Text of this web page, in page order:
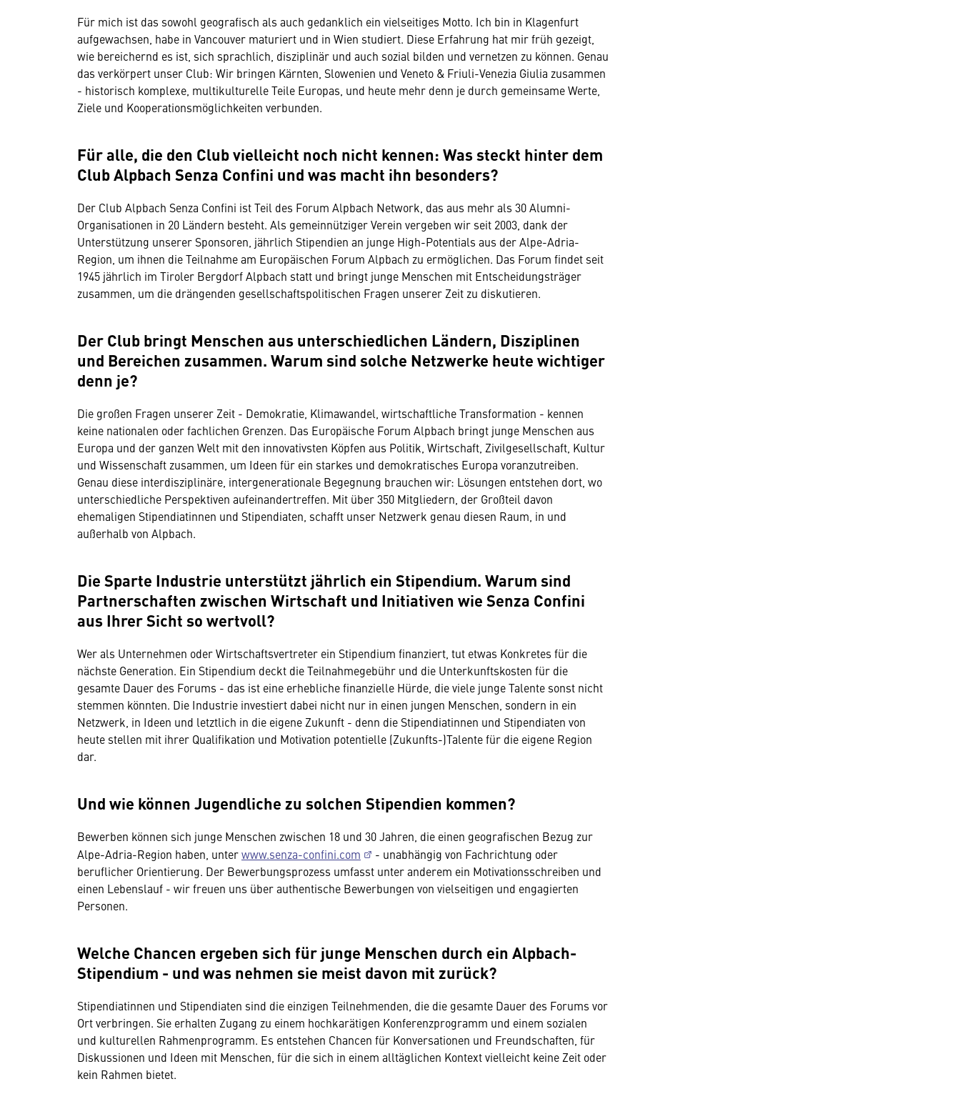
Für mich ist das sowohl geografisch als auch gedanklich ein vielseitiges Motto. Ich bin in Klagenfurt
aufgewachsen, habe in Vancouver maturiert und in Wien studiert. Diese Erfahrung hat mir früh gezeigt,
wie bereichernd es ist, sich sprachlich, disziplinär und auch sozial bilden und vernetzen zu können. Genau
das verkörpert unser Club: Wir bringen Kärnten, Slowenien und Veneto & Friuli-Venezia Giulia zusammen
- historisch komplexe, multikulturelle Teile Europas, und heute mehr denn je durch gemeinsame Werte,
Ziele und Kooperationsmöglichkeiten verbunden.
Für alle, die den Club vielleicht noch nicht kennen: Was steckt hinter dem
Club Alpbach Senza Confini und was macht ihn besonders?
Der Club Alpbach Senza Confini ist Teil des Forum Alpbach Network, das aus mehr als 30 Alumni-
Organisationen in 20 Ländern besteht. Als gemeinnütziger Verein vergeben wir seit 2003, dank der
Unterstützung unserer Sponsoren, jährlich Stipendien an junge High-Potentials aus der Alpe-Adria-
Region, um ihnen die Teilnahme am Europäischen Forum Alpbach zu ermöglichen. Das Forum findet seit
1945 jährlich im Tiroler Bergdorf Alpbach statt und bringt junge Menschen mit Entscheidungsträger
zusammen, um die drängenden gesellschaftspolitischen Fragen unserer Zeit zu diskutieren.
Der Club bringt Menschen aus unterschiedlichen Ländern, Disziplinen
und Bereichen zusammen. Warum sind solche Netzwerke heute wichtiger
denn je?
Die großen Fragen unserer Zeit - Demokratie, Klimawandel, wirtschaftliche Transformation - kennen
keine nationalen oder fachlichen Grenzen. Das Europäische Forum Alpbach bringt junge Menschen aus
Europa und der ganzen Welt mit den innovativsten Köpfen aus Politik, Wirtschaft, Zivilgesellschaft, Kultur
und Wissenschaft zusammen, um Ideen für ein starkes und demokratisches Europa voranzutreiben.
Genau diese interdisziplinäre, intergenerationale Begegnung brauchen wir: Lösungen entstehen dort, wo
unterschiedliche Perspektiven aufeinandertreffen. Mit über 350 Mitgliedern, der Großteil davon
ehemaligen Stipendiatinnen und Stipendiaten, schafft unser Netzwerk genau diesen Raum, in und
außerhalb von Alpbach.
Die Sparte Industrie unterstützt jährlich ein Stipendium. Warum sind
Partnerschaften zwischen Wirtschaft und Initiativen wie Senza Confini
aus Ihrer Sicht so wertvoll?
Wer als Unternehmen oder Wirtschaftsvertreter ein Stipendium finanziert, tut etwas Konkretes für die
nächste Generation. Ein Stipendium deckt die Teilnahmegebühr und die Unterkunftskosten für die
gesamte Dauer des Forums - das ist eine erhebliche finanzielle Hürde, die viele junge Talente sonst nicht
stemmen könnten. Die Industrie investiert dabei nicht nur in einen jungen Menschen, sondern in ein
Netzwerk, in Ideen und letztlich in die eigene Zukunft - denn die Stipendiatinnen und Stipendiaten von
heute stellen mit ihrer Qualifikation und Motivation potentielle (Zukunfts-)Talente für die eigene Region
dar.
Und wie können Jugendliche zu solchen Stipendien kommen?
Bewerben können sich junge Menschen zwischen 18 und 30 Jahren, die einen geografischen Bezug zur
Alpe-Adria-Region haben, unterwww.senza-confini.com
- unabhängig von Fachrichtung oder
beruflicher Orientierung. Der Bewerbungsprozess umfasst unter anderem ein Motivationsschreiben und
einen Lebenslauf - wir freuen uns über authentische Bewerbungen von vielseitigen und engagierten
Personen.
Welche Chancen ergeben sich für junge Menschen durch ein Alpbach-
Stipendium - und was nehmen sie meist davon mit zurück?
Stipendiatinnen und Stipendiaten sind die einzigen Teilnehmenden, die die gesamte Dauer des Forums vor
Ort verbringen. Sie erhalten Zugang zu einem hochkarätigen Konferenzprogramm und einem sozialen
und kulturellen Rahmenprogramm. Es entstehen Chancen für Konversationen und Freundschaften, für
Diskussionen und Ideen mit Menschen, für die sich in einem alltäglichen Kontext vielleicht keine Zeit oder
kein Rahmen bietet.